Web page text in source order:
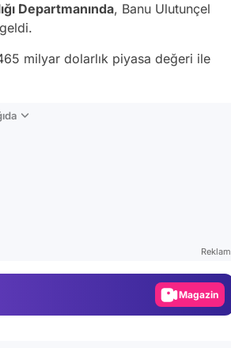
Departmanında, Banu Ulutunçel
milyar dolarlık piyasa değeri ile
Reklam
Magazin